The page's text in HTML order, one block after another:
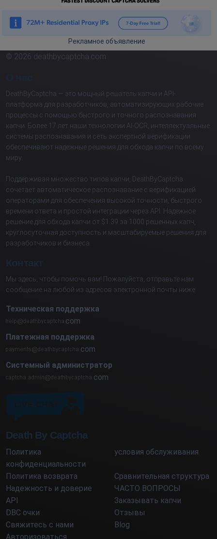
Рекламное объявление
© 2026 deathbycaptcha.com
DeathByCaptcha — это мощный решатель капчи и API-
платформа для разработчиков, автоматизирующих рабочие
процессы с помощью быстрого и точного распознавания
капчи. Более 17 лет наши технологии AI-OCR, интеллектуальные
системы распознавания и сеть экспертной верификации
обеспечивают надежные решения для обхода капчи по всему
миру.
Поддерживая множество типов капчи, DeathByCaptcha
сочетает автоматическое распознавание с верификацией
операторами для обеспечения высокой точности, быстрого
времени ответа и простой интеграции через API. Надежное
решение для обхода капчи от $1.39 за 1000 решенных капч,
круглосуточная доступность и масштабируемые решения для
разработчиков и бизнеса.
Контакт
Мы здесь, чтобы помочь вам! Пожалуйста, отправьте нам
сообщение на любой из адресов электронной почты ниже:
Техническая поддержка
com
Платежная поддержка
com
Системный администратор
com
Death By Captcha
Политика
конфиденциальности
условия обслуживания
Политика возврата
Сравнительная структура
Надежность и доверие
ЧАСТО ВОПРОСЫ
API
Заказывать капчи
DBC очки
Отзывы
Свяжитесь с нами
Blog
Авторизоваться